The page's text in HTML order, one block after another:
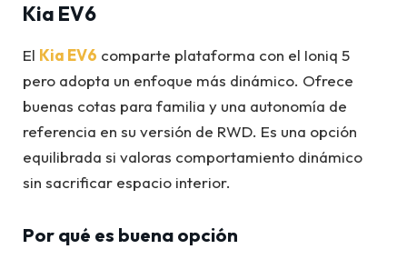
Kia EV6
El Kia EV6 comparte plataforma con el Ioniq 5
pero adopta un enfoque más dinámico. Ofrece
buenas cotas para familia y una autonomía de
referencia en su versión de RWD. Es una opción
equilibrada si valoras comportamiento dinámico
sin sacrificar espacio interior.
Por qué es buena opción